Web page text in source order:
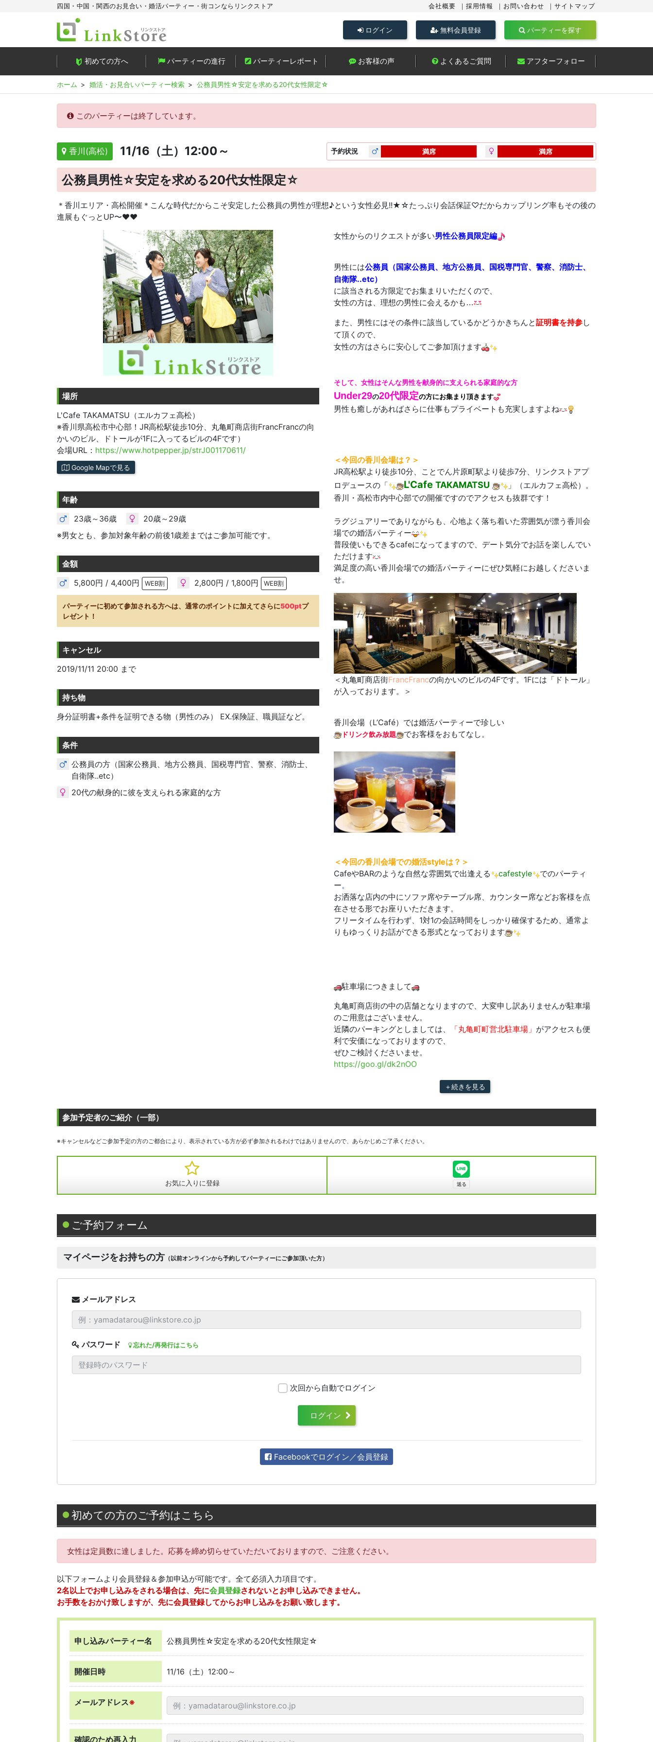
四国・中国・関西のお見合い・婚活パーティー・街コンならリンクストア 会社概要 採用情報 お問い合わせ サイトマップ
ログイン 無料会員登録 パーティーを探す
初めての方へ パーティーの進行 パーティーレポート お客様の声 よくあるご質問 アフターフォロー
ホーム 婚活・お見合いパーティー検索 公務員男性☆安定を求める20代女性限定☆
このパーティーは終了しています。
香川(高松) 11/16（土）12:00～ 予約状況 満席 満席
公務員男性☆安定を求める20代女性限定☆
＊香川エリア・高松開催＊こんな時代だからこそ安定した公務員の男性が理想♪という女性必見!!★☆たっぷり会話保証♡だからカップリング率もその後の
進展もぐっとUP〜♥♥
場所
L'Cafe TAKAMATSU（エルカフェ高松）
※香川県高松市中心部！JR高松駅徒歩10分、丸亀町商店街FrancFrancの向
かいのビル、ドトールが1Fに入ってるビルの4Fです）
会場URL： https://www.hotpepper.jp/strJ001170611/
Google Mapで見る
年齢
23歳～36歳
20歳～29歳
※男女とも、参加対象年齢の前後1歳差まではご参加可能です。
金額
5,800円 / 4,400円
WEB割 2,800円 / 1,800円 WEB割
パーティーに初めて参加される方へは、通常のポイントに加えてさらに500ptプ
レゼント！
キャンセル
2019/11/11 20:00 まで
持ち物
身分証明書+条件を証明できる物（男性のみ） EX.保険証、職員証など。
条件
公務員の方（国家公務員、地方公務員、国税専門官、警察、消防士、
自衛隊..etc）
20代の献身的に彼を支えられる家庭的な方
女性からのリクエストが多い男性公務員限定編
男性には公務員（ 国家公務員、地方公務員、国税専門官、警察、消防士、
自衛隊..etc）
に該当される方限定でお集まりいただくので、
女性の方は、理想の男性に会えるかも…
また、男性にはその条件に該当しているかどうかきちんと証明書を持参し
て頂くので、
女性の方はさらに安心してご参加頂けます
そして、女性はそんな男性を献身的に支えられる家庭的な方
Under29の20代限定の方にお集まり頂きます
男性も癒しがあればさらに仕事もプライベートも充実しますよね
＜今回の香川 会場は？＞
JR高松駅より徒歩10分、ことでん片原町駅より徒歩7分、リンクストアプ
ロデュースの「
L'Cafe TAKAMATSU
」（エルカフェ高松）。
香川・高松市内中心部での開催ですのでアクセスも抜群です！
ラグジュアリーでありながらも、心地よく落ち着いた雰囲気が漂う香川会
場での婚活パーティー
普段使いもできるcafeになってますので、デート気分でお話を楽しんでい
ただけます
満足度の高い香川会場での婚活パーティーにぜひ気軽にお越しくださいま
せ。
＜丸亀町商店街FrancFrancの向かいのビルの4Fです。1Fには「ドトール」
が入っております。＞
香川会場（L’Café）では婚活パーティーで珍しい
ドリンク飲み放題 でお客様をおもてなし。
＜今回の香川会場での婚活styleは？＞
CafeやBARのような自然な雰囲気で出逢える
cafestyle
でのパーティ
ー。
お洒落な店内の中にソファ席やテーブル席、カウンター席などお客様を点
在させる形でお座りいただきます。
フリータイムを行わず、1対1の会話時間をしっかり確保するため、通常よ
りもゆっくりお話ができる形式となっております
駐車場につきまして
丸亀町商店街の中の店舗となりますので、大変申し訳ありませんが駐車場
のご用意はございません。
近隣のパーキングとしましては、
「丸亀町町営北駐車場」 がアクセスも便
利で安価になっておりますので、
ぜひご検討くださいませ。
https://goo.gl/dk2nOO
＋続きを見る
参加予定者のご紹介（一部）
※キャンセルなどご参加予定の方のご都合により、表示されている方が必ず参加されるわけではありませんので、あらかじめご了承ください。
お気に入りに登録
ご予約フォーム
マイページをお持ちの方 （以前オンラインから予約してパーティーにご参加頂いた方）
メールアドレス
パスワード 忘れた/再発行はこちら
次回から自動でログイン
ログイン
Facebookでログイン／会員登録
初めての方のご予約はこちら
女性は定員数に達しました。応募を締め切らせていただいておりますので、ご注意ください。
以下フォームより会員登録＆参加申込が可能です。全て必須入力項目です。
2名以上でお申し込みをされる場合は、先に会員登録されないとお申し込みできません。
お手数をおかけ致しますが、先に会員登録してからお申し込みをお願い致します。
申し込みパーティー名 公務員男性☆安定を求める20代女性限定☆
開催日時 11/16（土）12:00～
メールアドレス※
確認のため再入力